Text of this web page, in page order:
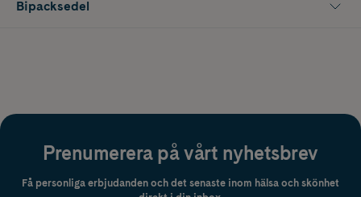
Bipacksedel
Prenumerera på vårt nyhetsbrev
Få personliga erbjudanden och det senaste inom hälsa och skönhet